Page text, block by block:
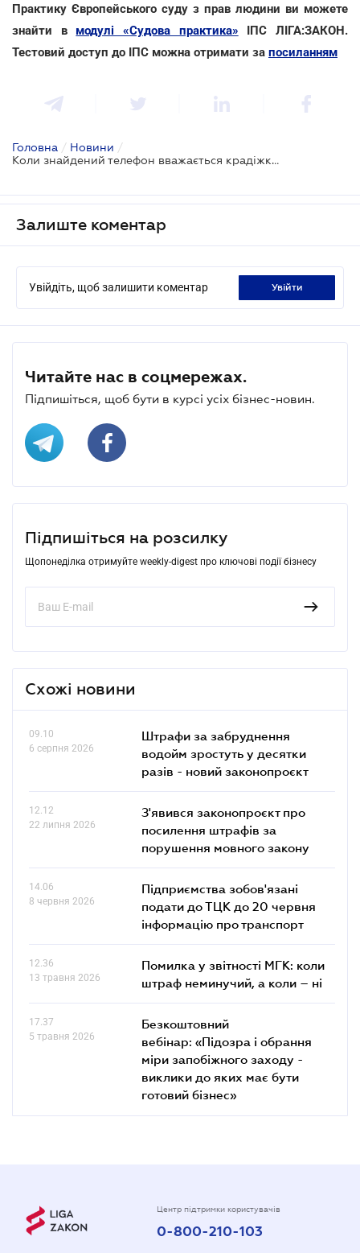
Практику Європейського суду з прав людини ви можете
знайти в модулі «Судова практика» ІПС ЛІГА:ЗАКОН.
Тестовий доступ до ІПС можна отримати за посиланням
Головна / Новини /
Коли знайдений телефон вважається крадіжкою – роз’яснення ВС
Залиште коментар
Увійдіть, щоб залишити коментар увійти
Читайте нас в соцмережах.
Підпишіться, щоб бути в курсі усіх бізнес-новин.
Підпишіться на розсилку
Щопонеділка отримуйте weekly-digest про ключові події бізнесу
Схожі новини
09.10
6 серпня 2026
Штрафи за забруднення
водойм зростуть у десятки
разів - новий законопроєкт
12.12
22 липня 2026
З'явився законопроєкт про
посилення штрафів за
порушення мовного закону
14.06
8 червня 2026
Підприємства зобов'язані
подати до ТЦК до 20 червня
інформацію про транспорт
12.36
13 травня 2026
Помилка у звітності МГК: коли
штраф неминучий, а коли – ні
17.37
5 травня 2026
Безкоштовний
вебінар: «Підозра і обрання
міри запобіжного заходу -
виклики до яких має бути
готовий бізнес»
Центр підтримки користувачів
0-800-210-103